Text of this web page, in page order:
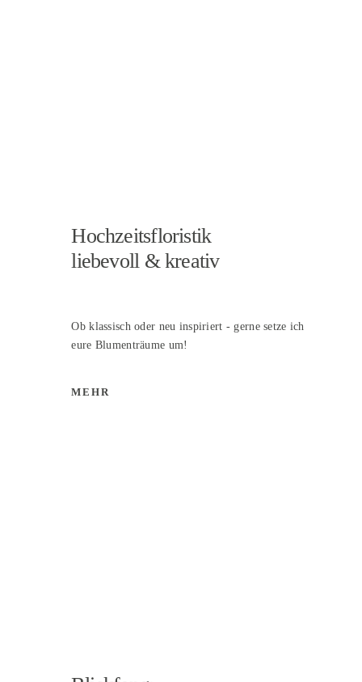
Hochzeitsfloristik
liebevoll & kreativ
Ob klassisch oder neu inspiriert - gerne setze ich
eure Blumenträume um!
MEHR